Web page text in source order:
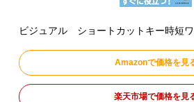
ビジュアル ショートカットキー時短
Amazonで価格を見
楽天市場で価格を見